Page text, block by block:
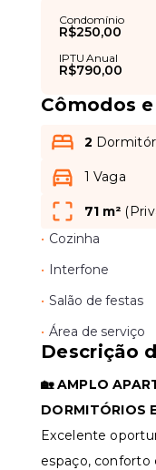
Condomínio
R$250,00
IPTU Anual
R$790,00
Cômodos
2
1 Vaga
71 m² (
• Cozinha
• Interfone
• Salão de festas
• Área de serviço
Descrição
🏡 AMPLO
DORMITÓRIOS
Excelente
espaço, conforto